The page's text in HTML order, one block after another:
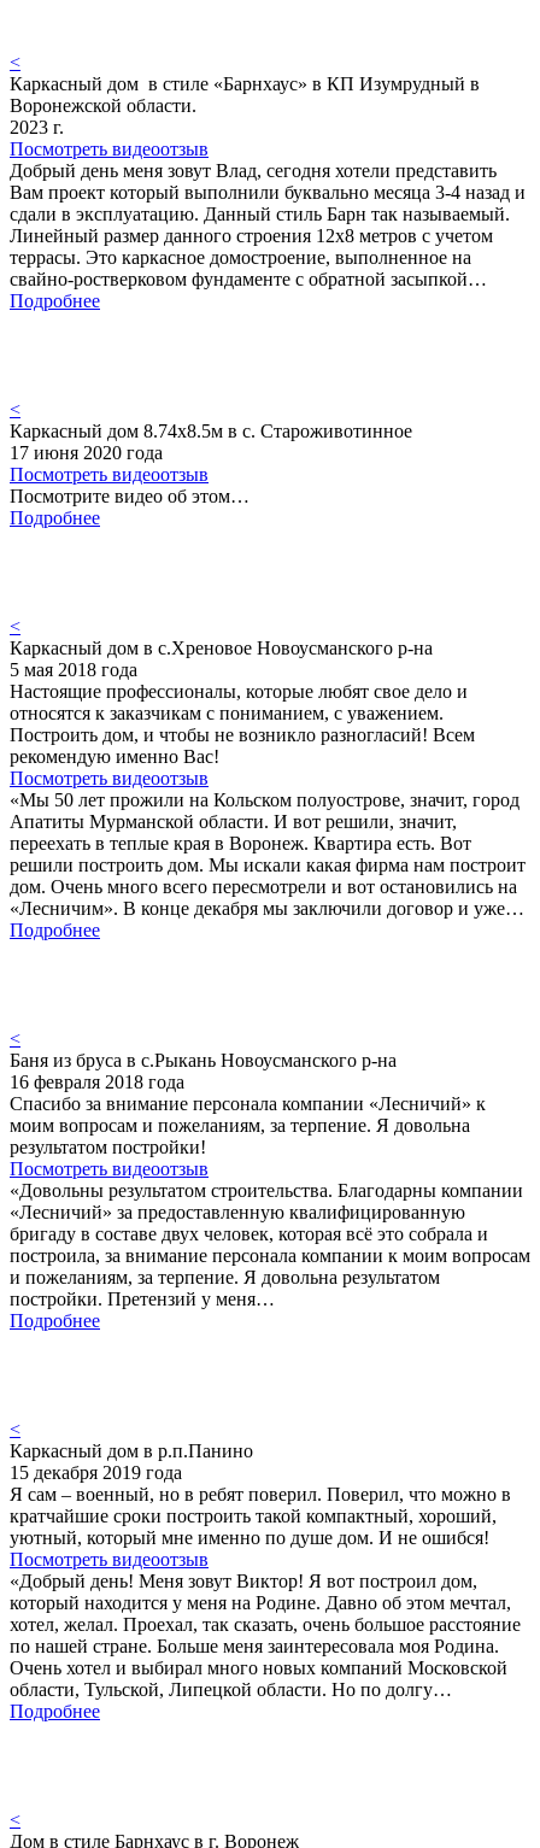
<
Каркасный дом в стиле «Барнхаус» в КП Изумрудный в
Воронежской области.
2023 г.
Посмотреть видеоотзыв
Добрый день меня зовут Влад, сегодня хотели представить
Вам проект который выполнили буквально месяца 3-4 назад и
сдали в эксплуатацию. Данный стиль Барн так называемый.
Линейный размер данного строения 12х8 метров с учетом
террасы. Это каркасное домостроение, выполненное на
свайно-ростверковом фундаменте с обратной засыпкой…
Подробнее
<
Каркасный дом 8.74х8.5м в с. Староживотинное
17 июня 2020 года
Посмотреть видеоотзыв
Посмотрите видео об этом…
Подробнее
<
Каркасный дом в с.Хреновое Новоусманского р-на
5 мая 2018 года
Настоящие профессионалы, которые любят свое дело и
относятся к заказчикам с пониманием, с уважением.
Построить дом, и чтобы не возникло разногласий! Всем
рекомендую именно Вас!
Посмотреть видеоотзыв
«Мы 50 лет прожили на Кольском полуострове, значит, город
Апатиты Мурманской области. И вот решили, значит,
переехать в теплые края в Воронеж. Квартира есть. Вот
решили построить дом. Мы искали какая фирма нам построит
дом. Очень много всего пересмотрели и вот остановились на
«Лесничим». В конце декабря мы заключили договор и уже…
Подробнее
<
Баня из бруса в с.Рыкань Новоусманского р-на
16 февраля 2018 года
Спасибо за внимание персонала компании «Лесничий» к
моим вопросам и пожеланиям, за терпение. Я довольна
результатом постройки!
Посмотреть видеоотзыв
«Довольны результатом строительства. Благодарны компании
«Лесничий» за предоставленную квалифицированную
бригаду в составе двух человек, которая всё это собрала и
построила, за внимание персонала компании к моим вопросам
и пожеланиям, за терпение. Я довольна результатом
постройки. Претензий у меня…
Подробнее
<
Каркасный дом в р.п.Панино
15 декабря 2019 года
Я сам – военный, но в ребят поверил. Поверил, что можно в
кратчайшие сроки построить такой компактный, хороший,
уютный, который мне именно по душе дом. И не ошибся!
Посмотреть видеоотзыв
«Добрый день! Меня зовут Виктор! Я вот построил дом,
который находится у меня на Родине. Давно об этом мечтал,
хотел, желал. Проехал, так сказать, очень большое расстояние
по нашей стране. Больше меня заинтересовала моя Родина.
Очень хотел и выбирал много новых компаний Московской
области, Тульской, Липецкой области. Но по долгу…
Подробнее
<
Дом в стиле Барнхаус в г. Воронеж